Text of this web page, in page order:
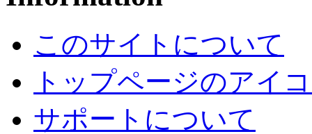
このサイトについて
トップページのアイ
サポートについて